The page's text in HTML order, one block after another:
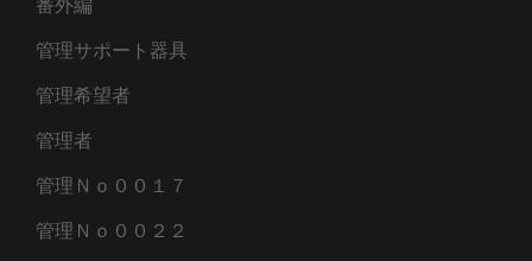
管理サポート器具
管理希望者
管理者
管理Ｎｏ００１７
管理Ｎｏ００２２